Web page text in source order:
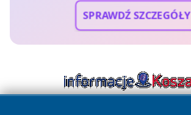
SPRAWDŹ SZCZEGÓŁY